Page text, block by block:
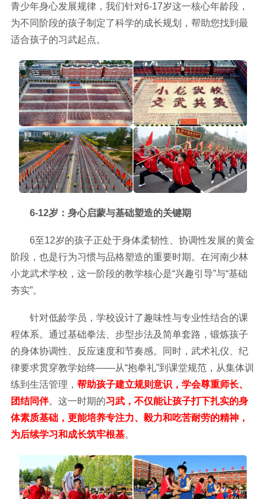
青少年身心发展规律，我们针对6-17岁这一核心年龄段，
为不同阶段的孩子制定了科学的成长规划，帮助您找到最
适合孩子的习武起点。
6-12岁：身心启蒙与基础塑造的关键期
6至12岁的孩子正处于身体柔韧性、协调性发展的黄金
阶段，也是行为习惯与品格塑造的重要时期。在河南少林
小龙武术学校，这一阶段的教学核心是“兴趣引导”与“基础
夯实”。
针对低龄学员，学校设计了趣味性与专业性结合的课
程体系。通过基础拳法、步型步法及简单套路，锻炼孩子
的身体协调性、反应速度和节奏感。同时，武术礼仪、纪
律要求贯穿教学始终——从“抱拳礼”到课堂规范，从集体训
练到生活管理， 帮助孩子建立规则意识，学会尊重师长、
团结同伴。这一时期的习武，不仅能让孩子打下扎实的身
体素质基础，更能培养专注力、毅力和吃苦耐劳的精神，
为后续学习和成长筑牢根基。